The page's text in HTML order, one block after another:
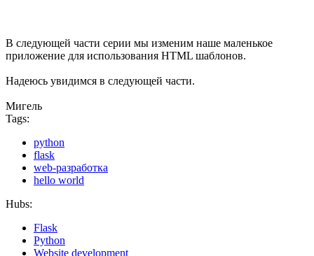
В следующей части серии мы изменим наше маленькое
приложение для использования HTML шаблонов.
Надеюсь увидимся в следующей части.
Мигель
Tags:
python
flask
web-разработка
hello world
Hubs:
Flask
Python
Website development